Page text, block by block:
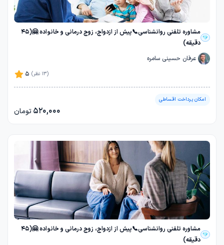
مشاوره تلفنی روانشناسی📞پیش از ازدواج، زوج درمانی و خانواده 🤗(45
دقیقه)
عرفان حسینی سامره
5
(13 نظر)
امکان پرداخت اقساطی
520,000تومان
مشاوره تلفنی روانشناسی📞پیش از ازدواج، زوج درمانی و خانواده 🤗(45
دقیقه)